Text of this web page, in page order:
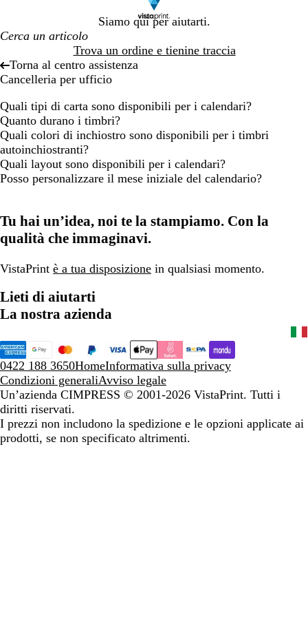
Siamo qui per aiutarti.
Trova un ordine e tienine traccia
Torna al centro assistenza
Cancelleria per ufficio
Quali tipi di carta sono disponibili per i calendari?
Quanto durano i timbri?
Quali colori di inchiostro sono disponibili per i timbri
autoinchiostranti?
Quali layout sono disponibili per i calendari?
Posso personalizzare il mese iniziale del calendario?
Tu hai un’idea, noi te la stampiamo. Con la
qualità che immaginavi.
VistaPrint è a tua disposizione in qualsiasi momento.
Lieti di aiutarti
La nostra azienda
0422 188 3650HomeInformativa sulla privacy
Condizioni generaliAvviso legale
Un’azienda CIMPRESS © 2001-2026 VistaPrint. Tutti i
diritti riservati.
I prezzi non includono la spedizione e le opzioni applicate ai
prodotti, se non specificato altrimenti.